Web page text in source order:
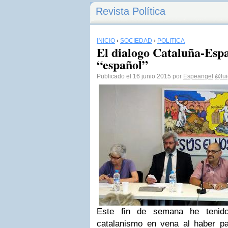
Revista Política
INICIO › SOCIEDAD › POLÍTICA
El dialogo Cataluña-
“español”
Publicado el 16 junio 2015 por Espeangel
Este fin de semana he
catalanismo en vena al haber